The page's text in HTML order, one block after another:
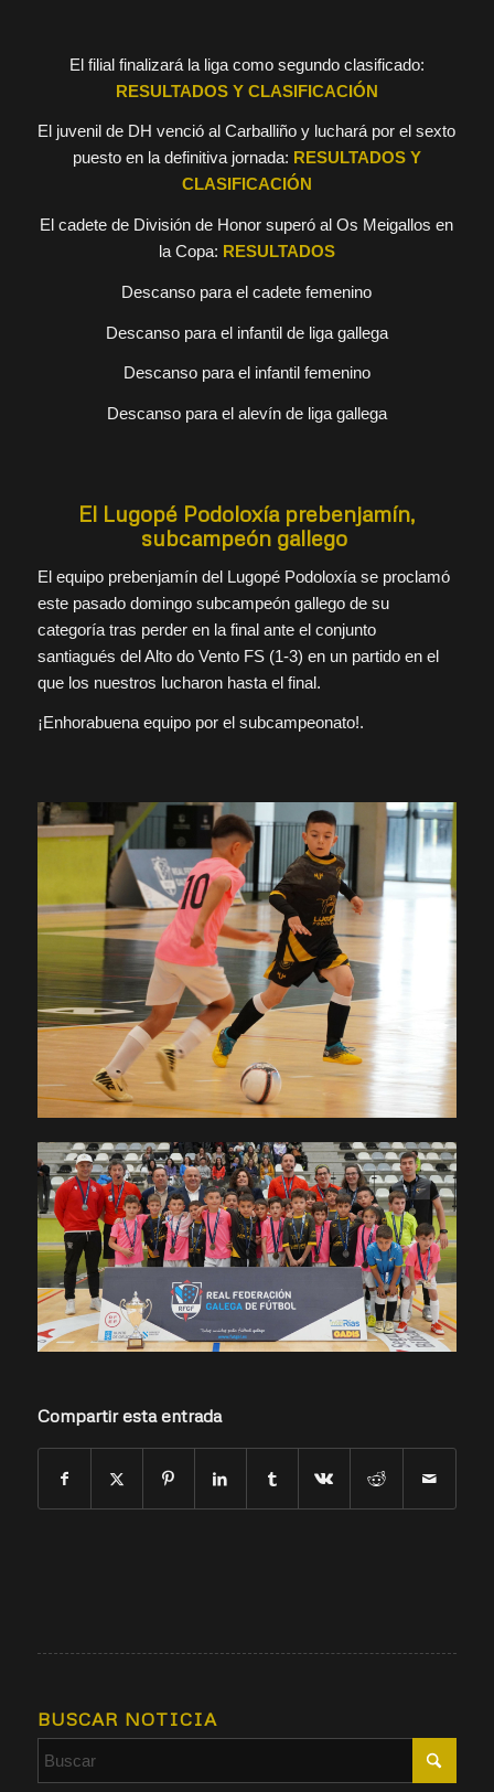
El filial finalizará la liga como segundo clasificado:
RESULTADOS Y CLASIFICACIÓN
El juvenil de DH venció al Carballiño y luchará por el sexto
puesto en la definitiva jornada: RESULTADOS Y
CLASIFICACIÓN
El cadete de División de Honor superó al Os Meigallos en
la Copa: RESULTADOS
Descanso para el cadete femenino
Descanso para el infantil de liga gallega
Descanso para el infantil femenino
Descanso para el alevín de liga gallega
El Lugopé Podoloxía prebenjamín,
subcampeón gallego
El equipo prebenjamín del Lugopé Podoloxía se proclamó
este pasado domingo subcampeón gallego de su
categoría tras perder en la final ante el conjunto
santiagués del Alto do Vento FS (1-3) en un partido en el
que los nuestros lucharon hasta el final.
¡Enhorabuena equipo por el subcampeonato!.
Compartir esta entrada
BUSCAR NOTICIA